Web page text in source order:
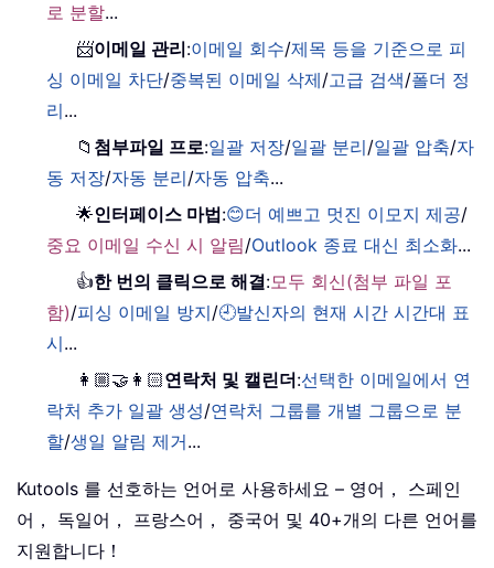
로 분할...
📨이메일 관리:이메일 회수/제목 등을 기준으로 피
싱 이메일 차단/중복된 이메일 삭제/고급 검색/폴더 정
리...
📁 첨부파일 프로:일괄 저장/일괄 분리/일괄 압축/자
동 저장/자동 분리/자동 압축...
🌟인터페이스 마법:😊더 예쁘고 멋진 이모지 제공/
중요 이메일 수신 시 알림/Outlook 종료 대신 최소화...
👍한 번의 클릭으로 해결:모두 회신(첨부 파일 포
함)/피싱 이메일 방지/🕘발신자의 현재 시간 시간대 표
시...
👩🏼‍🤝‍👩🏻연락처 및 캘린더:선택한 이메일에서 연
락처 추가 일괄 생성/연락처 그룹를 개별 그룹으로 분
할/생일 알림 제거...
Kutools 를 선호하는 언어로 사용하세요 – 영어， 스페인
어， 독일어， 프랑스어， 중국어 및 40+개의 다른 언어를
지원합니다！